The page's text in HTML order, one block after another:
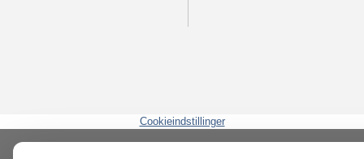
Cookieindstillinger